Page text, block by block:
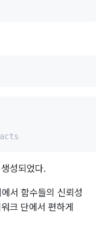
성되었다.
서 함수들의 신뢰성
크 단에서 편하게